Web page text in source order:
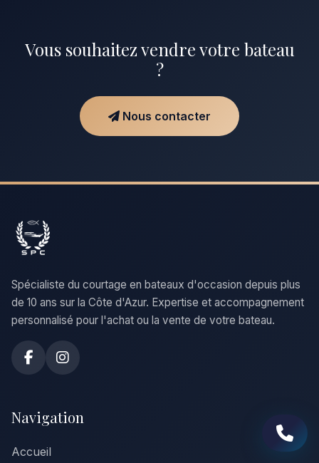
Vous souhaitez vendre votre bateau
?
Nous contacter
Spécialiste du courtage en bateaux d'occasion depuis plus
de 10 ans sur la Côte d'Azur. Expertise et accompagnement
personnalisé pour l'achat ou la vente de votre bateau.
Navigation
Accueil